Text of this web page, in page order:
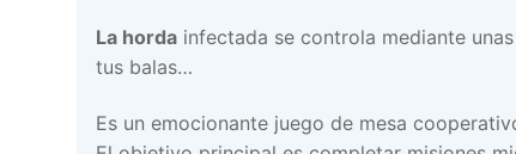
La horda infectada se controla mediante
tus balas…
Es un emocionante juego de mesa